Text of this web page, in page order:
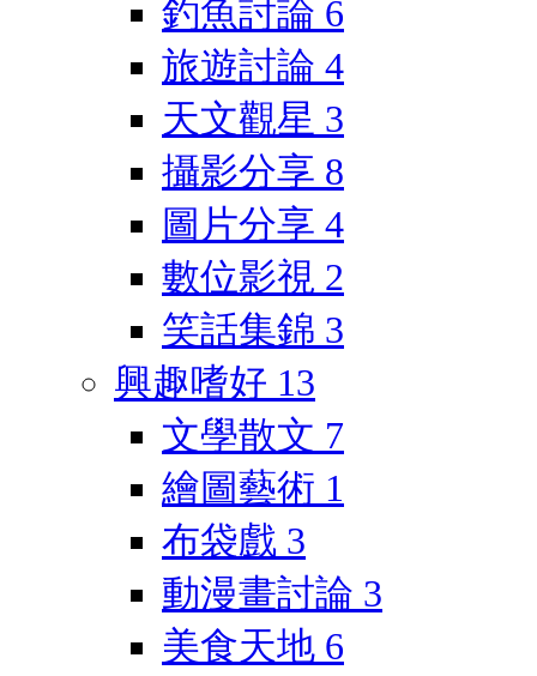
釣魚討論 6
旅遊討論 4
天文觀星 3
攝影分享 8
圖片分享 4
數位影視 2
笑話集錦 3
興趣嗜好 13
文學散文 7
繪圖藝術 1
布袋戲 3
動漫畫討論 3
美食天地 6